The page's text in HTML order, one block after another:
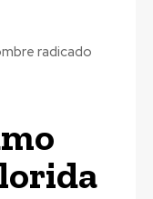
radicado